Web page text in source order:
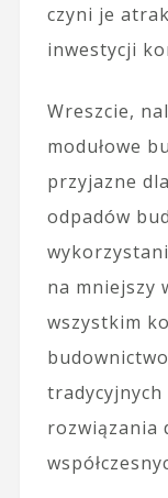
czyni je
inwestycji
Wreszcie,
modułowe
przyjazne
odpadów
na mniejszy
wszystkim
rozwiązania